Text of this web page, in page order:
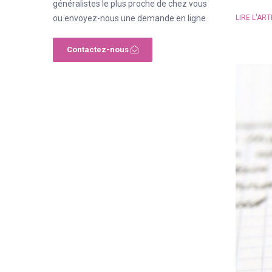
LIRE
généralistes le plus proche de chez vous
ou envoyez-nous une demande en ligne.
Contactez-nous